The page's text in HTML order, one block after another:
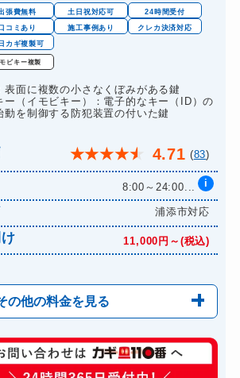
張費無料 土日祝対応可
24時間受付
コミあり 施工事例あり
クレカ決済対応
カギ複製可
ビキー複製
面に複数の小さなくぼみがある鍵
（イモビキー）：電子的なキー（ID）の
動を制御する防犯装置の付いた鍵
★★★★★ 4.71 (83)
8:00～24:00... i
浦添市対応
11,000円～(税込)
の他の料金を見る
理 8,800円～(税込)